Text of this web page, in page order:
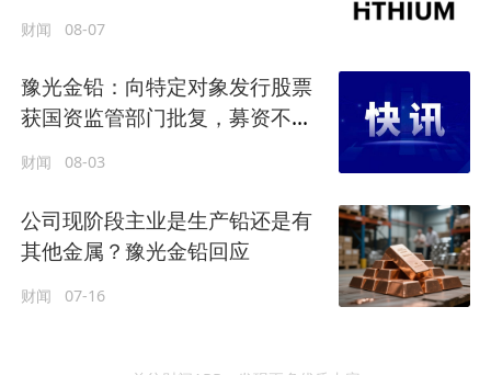
财闻 08-07
豫光金铅：向特定对象发行股票
获国资监管部门批复，募资不超
财闻 08-03
公司现阶段主业是生产铅还是有
其他金属？豫光金铅回应
财闻 07-16